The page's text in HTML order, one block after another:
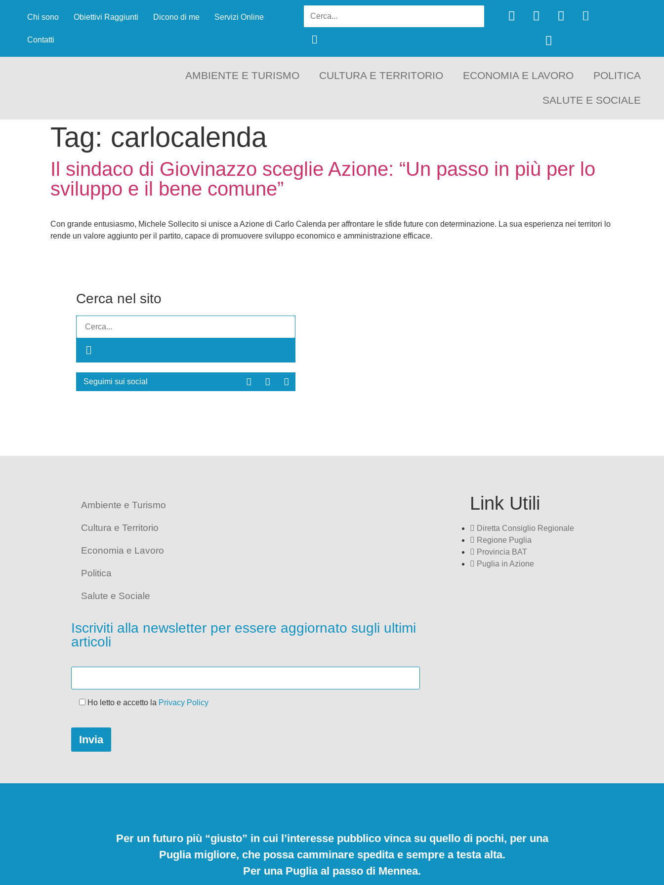
Chi sono Obiettivi Raggiunti Dicono di me Servizi Online
Contatti
AMBIENTE E TURISMO CULTURA E TERRITORIO ECONOMIA E LAVORO POLITICA
SALUTE E SOCIALE
Tag: carlocalenda
Il sindaco di Giovinazzo sceglie Azione: “Un passo in più per lo
sviluppo e il bene comune”
Con grande entusiasmo, Michele Sollecito si unisce a Azione di Carlo Calenda per affrontare le sfide future con determinazione. La sua esperienza nei territori lo
rende un valore aggiunto per il partito, capace di promuovere sviluppo economico e amministrazione efficace.
Cerca nel sito
Seguimi sui social
Ambiente e Turismo
Cultura e Territorio
Economia e Lavoro
Politica
Salute e Sociale
Iscriviti alla newsletter per essere aggiornato sugli ultimi
articoli
Ho letto e accetto la Privacy Policy
Link Utili
Diretta Consiglio Regionale
Regione Puglia
Provincia BAT
Puglia in Azione
Per un futuro più “giusto” in cui l’interesse pubblico vinca su quello di pochi, per una
Puglia migliore, che possa camminare spedita e sempre a testa alta.
Per una Puglia al passo di Mennea.